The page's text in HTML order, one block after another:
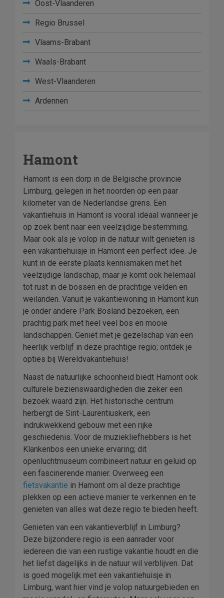
Oost-Vlaanderen
Regio Brussel
Vlaams-Brabant
Waals-Brabant
West-Vlaanderen
Ardennen
Hamont
Hamont is een dorp in de Belgische provincie
Limburg, gelegen in het noorden op een paar
kilometer van de Nederlandse grens. Een
vakantiehuis in Hamont is vooral ideaal wanneer je
op zoek bent naar een veelzijdige bestemming.
Maar ook als je volop in de natuur wilt genieten is
een vakantiehuisje in Hamont een perfect idee. Je
kunt in de eerste plaats kennismaken met het
veelzijdige landschap, maar je komt ook helemaal
tot rust in de bossen en de prachtige velden en
weilanden. Vanuit je vakantiewoning in Hamont kun
je onder andere Park Bosland bezoeken, een
prachtig park met heel veel bos en mooie
landschappen. Geniet met je gezelschap van een
heerlijk verblijf in deze prachtige regio; ontdek je
opties bij Wereldvakantiehuis!
Naast de natuurlijke schoonheid biedt Hamont ook
culturele bezienswaardigheden die zeker een
bezoek waard zijn. Het historische centrum
herbergt de Sint-Laurentiuskerk, een
indrukwekkend gebouw met een rijke
geschiedenis. Voor de muziekliefhebbers is het
Klankenbos een unieke ervaring; dit
openluchtmuseum combineert natuur en geluid op
een fascinerende manier. Overweeg een
fietsvakantie in Hamont om al deze prachtige
plekken op een actieve manier te verkennen en te
genieten van alles wat deze regio te bieden heeft.
Genieten van een vakantieverblijf in Limburg?
Deze bijzondere regio is een aanrader voor
iedereen die van een rustige vakantie houdt en die
het liefst dagelijks in de natuur wil verblijven. Dat
is goed mogelijk met een vakantiehuisje in
Limburg, want hier vind je volop natuurgebieden en